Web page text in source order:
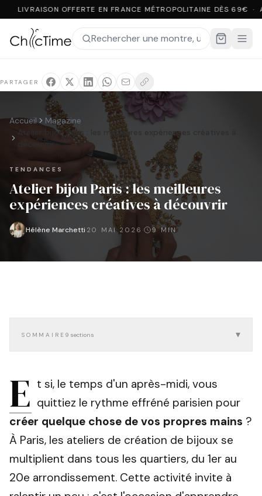
LIVRAISON OFFERTE EN FRANCE MÉTROPOLITAINE DÈS 69€
PARTAGER
Accueil
Magazine
Atelier bijou Paris : les meilleures expériences créatives à
découvrir
TENDANCES
Atelier bijou Paris : les meilleures
expériences créatives à découvrir
Hélène Marchetti 20 MAI 2026 · 9MIN
SOMMAIRE 9 sections ▾
E t si, le temps d'un après-midi, vous
quittiez le rythme effréné parisien pour
créer quelque chose de vos propres mains ?
À Paris, les ateliers de création de bijoux se
multiplient dans tous les quartiers, du 1er au
20e arrondissement. Cette activité invite à